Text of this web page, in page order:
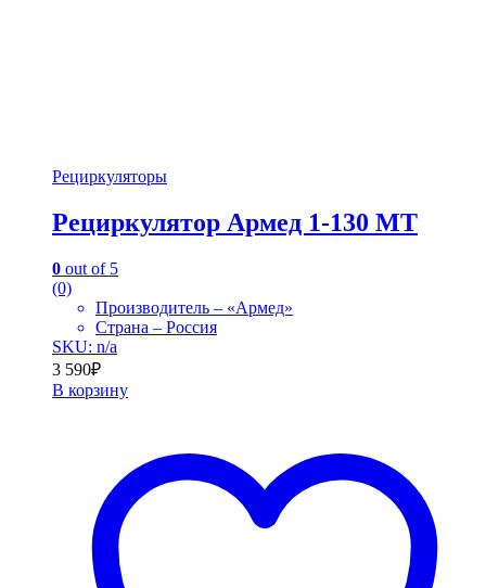
Рециркуляторы
Рециркулятор Армед 1-130 МТ
0 out of 5
(0)
Производитель – «Армед»
Страна – Россия
SKU: n/a
3 590₽
В корзину